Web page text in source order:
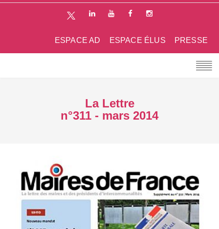
PRESSE
ESPACE ÉLUS
ESPACE AD
La Lettre
n°311 - mars 2014